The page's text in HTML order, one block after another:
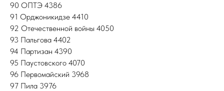
90 ОПТЭ 4386
91 Орджоникидзе 4410
92 Отечественной войны 4050
93 Пальгова 4402
94 Партизан 4390
95 Паустовского 4070
96 Первомайский 3968
97 Пила 3976